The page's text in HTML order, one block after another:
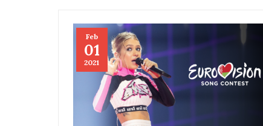
Feb
01
2021